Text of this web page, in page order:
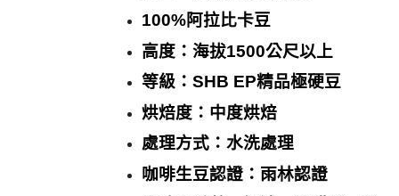
100%阿拉比卡豆
高度：海拔1500公尺以上
等級： SHB EP精品極硬豆
烘焙度：中度烘焙
處理方式：水洗處理
咖啡生豆認證：雨林認證